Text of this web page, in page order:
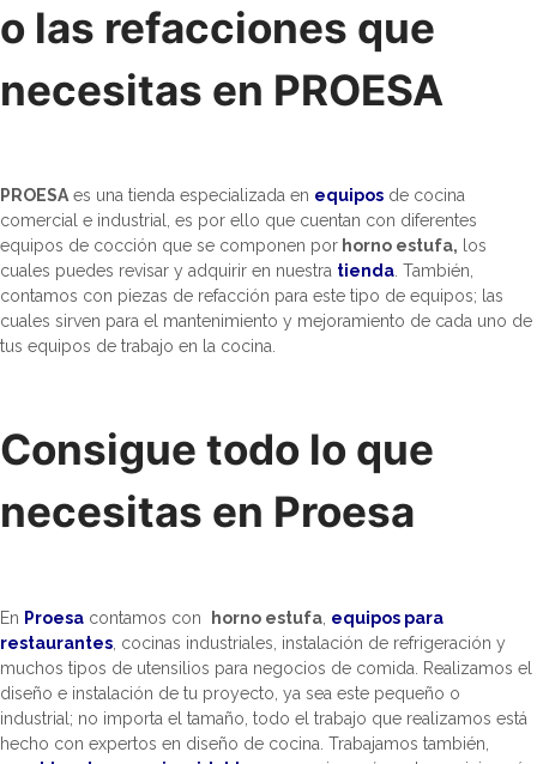
o las refacciones que
necesitas en PROESA
PROESA es una tienda especializada en equipos de cocina
comercial e industrial, es por ello que cuentan con diferentes
equipos de cocción que se componen por horno estufa, los
cuales puedes revisar y adquirir en nuestra tienda . También,
contamos con piezas de refacción para este tipo de equipos; las
cuales sirven para el mantenimiento y mejoramiento de cada uno de
tus equipos de trabajo en la cocina.
Consigue todo lo que
necesitas en Proesa
En Proesa contamos con horno estufa equipos para
restaurantes , cocinas industriales, instalación de refrigeración y
muchos tipos de utensilios para negocios de comida. Realizamos el
diseño e instalación de tu proyecto, ya sea este pequeño o
industrial; no importa el tamaño, todo el trabajo que realizamos está
hecho con expertos en diseño de cocina. Trabajamos también,